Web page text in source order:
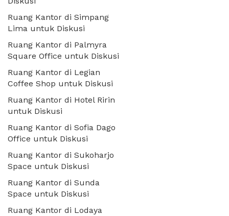
Ruang Kantor di Simpang
Lima untuk Diskusi
Ruang Kantor di Palmyra
Square Office untuk Diskusi
Ruang Kantor di Legian
Coffee Shop untuk Diskusi
Ruang Kantor di Hotel Ririn
untuk Diskusi
Ruang Kantor di Sofia Dago
Office untuk Diskusi
Ruang Kantor di Sukoharjo
Space untuk Diskusi
Ruang Kantor di Sunda
Space untuk Diskusi
Ruang Kantor di Lodaya